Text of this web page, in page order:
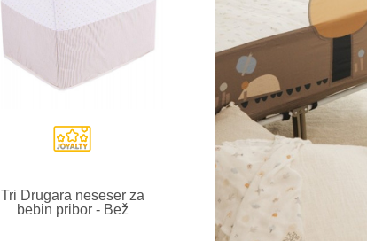
Tri Drugara neseser za
bebin pribor - Bež